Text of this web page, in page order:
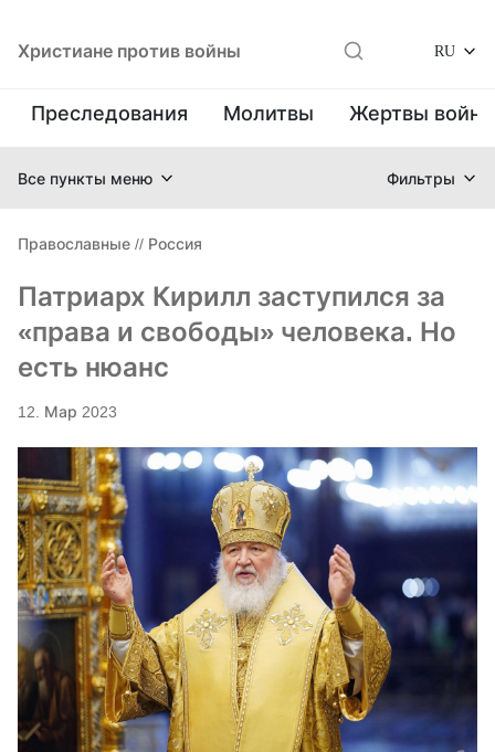
Христиане против войны RU
Преследования Молитвы Жертвы
Все пункты меню Фильтры
Православные // Россия
Патриарх Кирилл заступился за
«права и свободы» человека. Но
есть нюанс
12. Мар 2023